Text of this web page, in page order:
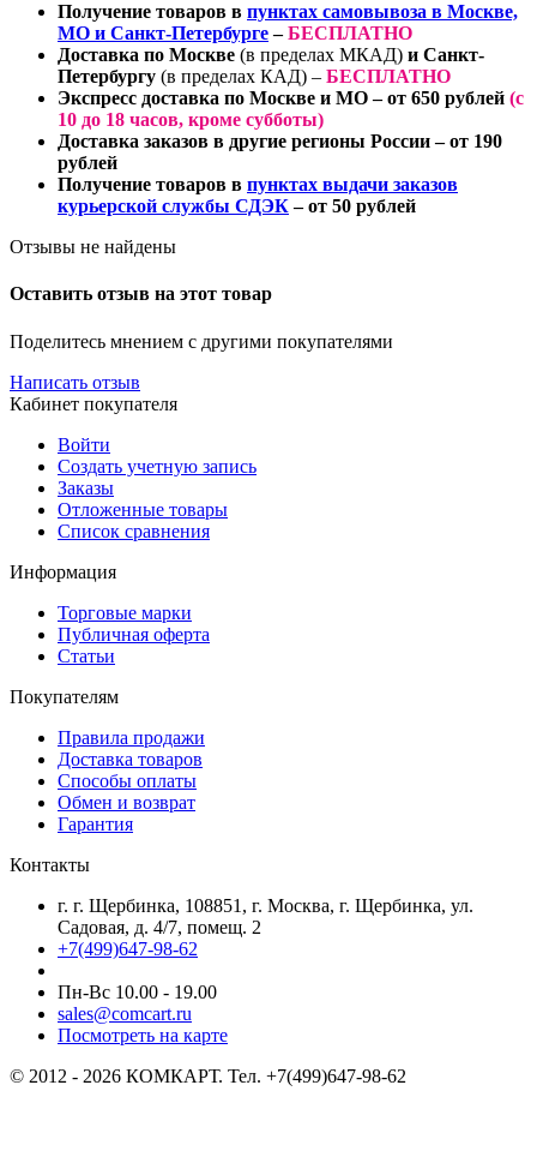
Получение товаров в пунктах самовывоза в Москве,
МО и Санкт-Петербурге–БЕСПЛАТНО
Доставка по Москве (в пределах МКАД) и Санкт-
Петербургу (в пределах КАД) – БЕСПЛАТНО
Экспресс доставка по Москве и МО– от 650 рублей (с
10 до 18 часов, кроме субботы)
Доставка заказов в другие регионы России– от 190
рублей
Получение товаров в пунктах выдачи заказов
курьерской службы СДЭК– от 50 рублей
Отзывы не найдены
Оставить отзыв на этот товар
Поделитесь мнением с другими покупателями
Написать отзыв
Кабинет покупателя
Войти
Создать учетную запись
Заказы
Отложенные товары
Список сравнения
Информация
Торговые марки
Публичная оферта
Статьи
Покупателям
Правила продажи
Доставка товаров
Способы оплаты
Обмен и возврат
Гарантия
Контакты
г. г. Щербинка, 108851, г. Москва, г. Щербинка, ул.
Садовая, д. 4/7, помещ. 2
+7(499)647-98-62
Пн-Вс 10.00 - 19.00
sales@comcart.ru
Посмотреть на карте
© 2012 - 2026 КОМКАРТ. Тел. +7(499)647-98-62